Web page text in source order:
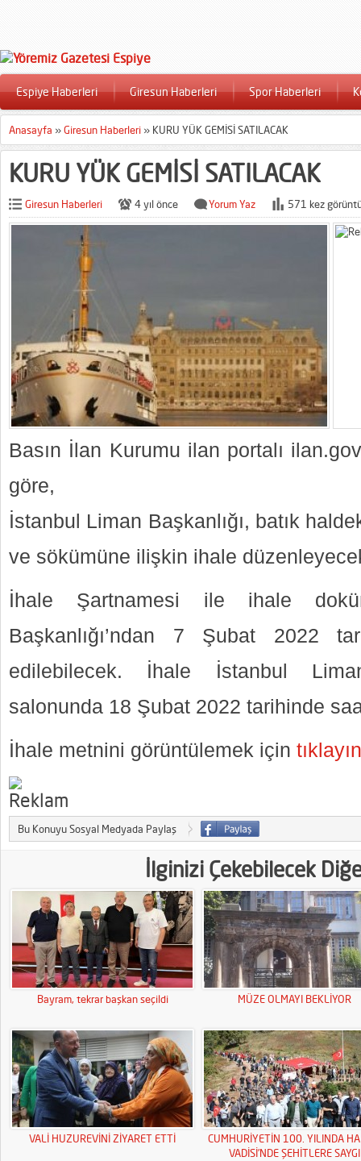
Espiye Haberleri Giresun Haberleri Spor Haberleri
Anasayfa »Giresun Haberleri » KURU YÜK GEMİSİ SATILACAK
KURU YÜK GEMİSİ SATILACAK
Giresun Haberleri 4 yıl önce Yorum Yaz 571 kez
Basın İlan Kurumu ilan portalı
göre,
İstanbul Liman Başkanlığı, batık
ve sökümüne ilişkin ihale
İhale Şartnamesi ile ihale
Başkanlığı’ndan 7 Şubat 2022
edilebilecek. İhale İstanbul
salonunda 18 Şubat 2022 tarihinde
İhale metnini görüntülemek için
Bu Konuyu Sosyal Medyada Paylaş
İlginizi Çekebilecek
Bayram, tekrar başkan seçildi MÜZE OLMAYI BEKLİYOR
VALİ HUZUREVİNİ ZİYARET ETTİ
CUMHURİYETİN 100. YILINDA
VADİSİ’NDE ŞEHİTLERE SAYGI